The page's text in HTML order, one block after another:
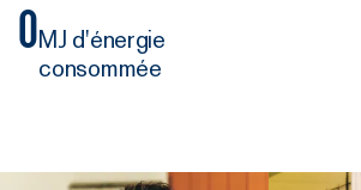
0MJ d'énergie
consommée